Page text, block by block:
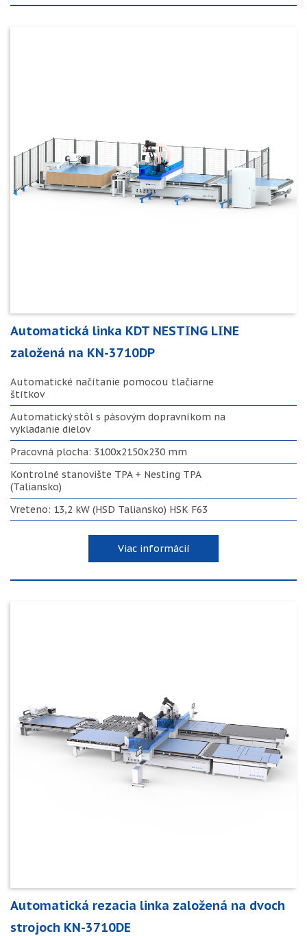
Automatická linka KDT NESTING LINE
založená na KN-3710DP
Automatické načítanie pomocou tlačiarne
štítkov
Automatický stôl s pásovým dopravníkom na
vykladanie dielov
Pracovná plocha: 3100x2150x230 mm
Kontrolné stanovište TPA + Nesting TPA
(Taliansko)
Vreteno: 13,2 kW (HSD Taliansko) HSK F63
Viac informácií
Automatická rezacia linka založená na dvoch
strojoch KN-3710DE